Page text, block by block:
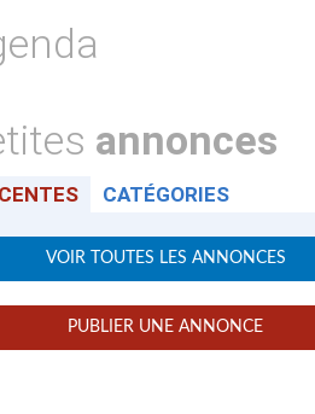
annonces
CATÉGORIES
VOIR TOUTES LES ANNONCES
PUBLIER UNE ANNONCE